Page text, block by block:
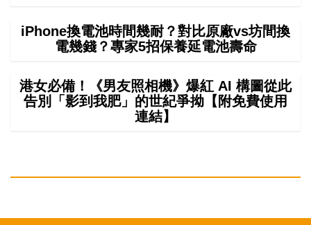
iPhone換電池時間幾耐？對比原廠vs坊間換
電幾錢？專家5招保養延電池壽命
港女必備！《男友照相機》爆紅 AI 構圖從此
告別「影到我肥」的世紀爭拗【附免費使用
連結】